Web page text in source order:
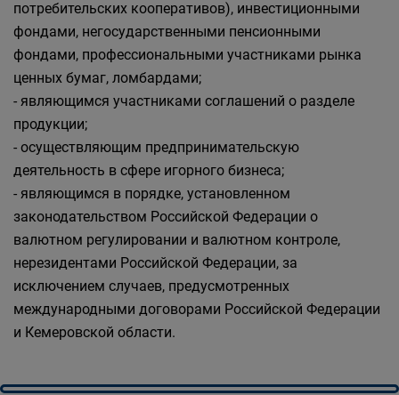
потребительских кооперативов), инвестиционными
фондами, негосударственными пенсионными
фондами, профессиональными участниками рынка
ценных бумаг, ломбардами;
- являющимся участниками соглашений о разделе
продукции;
- осуществляющим предпринимательскую
деятельность в сфере игорного бизнеса;
- являющимся в порядке, установленном
законодательством Российской Федерации о
валютном регулировании и валютном контроле,
нерезидентами Российской Федерации, за
исключением случаев, предусмотренных
международными договорами Российской Федерации
и Кемеровской области.